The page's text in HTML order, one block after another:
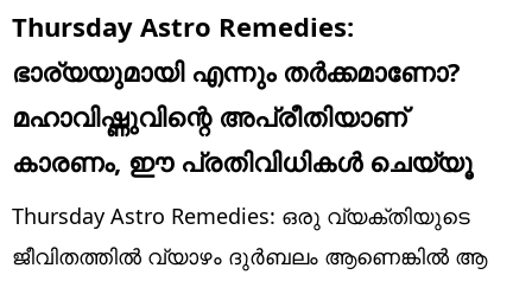
Business
Education
Lifestyle
world
Thursday Astro Remedies:
ഭാര്യയുമായി എന്നും തർക്കമാണോ?
മഹാവിഷ്ണുവിന്റെ അപ്രീതിയാണ്
കാരണം, ഈ പ്രതിവിധികൾ ചെയ്യൂ
Thursday Astro Remedies: ഒരു വ്യക്തിയുടെ
ജീവിതത്തിൽ വ്യാഴം ദുർബലം ആണെങ്കിൽ ആ